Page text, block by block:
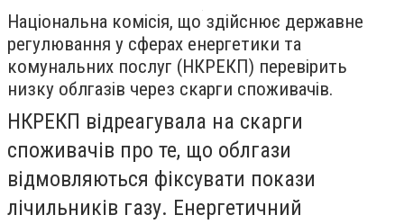
Національна комісія, що здійснює державне
регулювання у сферах енергетики та
комунальних послуг (НКРЕКП) перевірить
низку облгазів через скарги споживачів.
НКРЕКП відреагувала на скарги
споживачів про те, що облгази
відмовляються фіксувати покази
лічильників газу. Енергетичний